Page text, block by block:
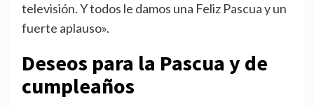
televisión. Y todos le damos una Feliz Pascua y un
fuerte aplauso».
Deseos para la Pascua y de
cumpleaños